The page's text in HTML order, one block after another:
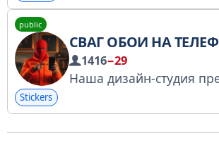
public
СВАГ ОБОИ НА
1416−29
Stickers